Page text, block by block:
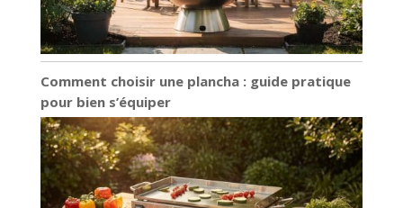
Comment choisir une plancha : guide pratique
pour bien s’équiper